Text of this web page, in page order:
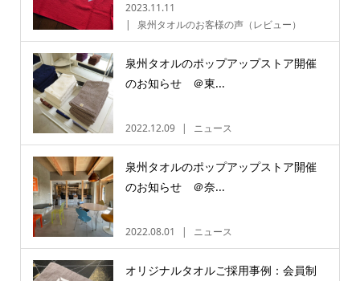
2023.11.11
泉州タオルのお客様の声（レビュー）
泉州タオルのポップアップストア開催
のお知らせ ＠東...
2022.12.09 ニュース
泉州タオルのポップアップストア開催
のお知らせ ＠奈...
2022.08.01 ニュース
オリジナルタオルご採用事例：会員制